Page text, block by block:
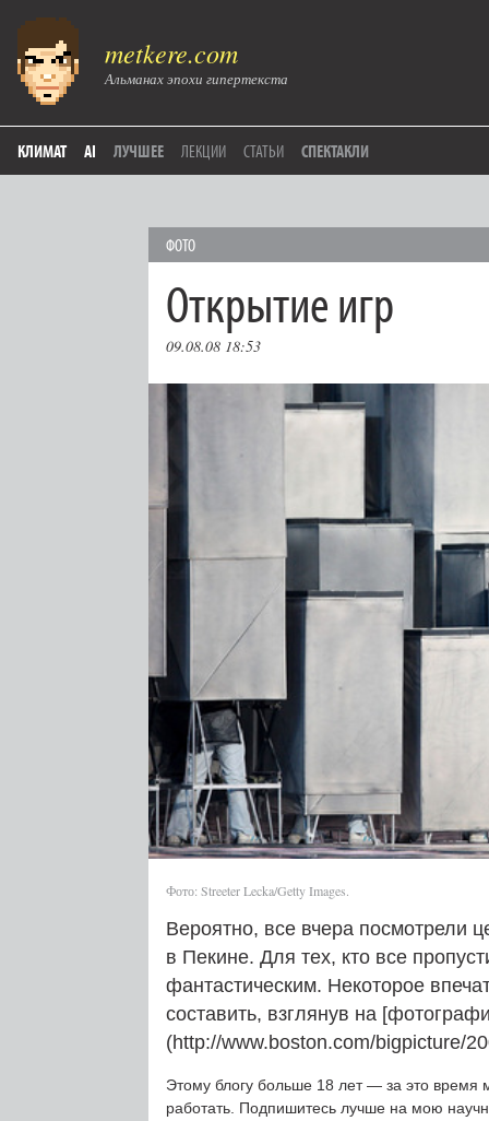
metkere.com
Альманах эпохи гипертекста
КЛИМАТ AI ЛУЧШЕЕ ЛЕКЦИИ СТАТЬИ СПЕКТАКЛИ
ФОТО
Открытие игр
09.08.08 18:53
Фото: Streeter Lecka/Getty Images.
Вероятно, все вчера посмотрели
в Пекине. Для тех, кто все
фантастическим. Некоторое
составить, взглянув на
(http://www.boston.com/bigpicture/
Этому блогу больше 18 лет — за это время
работать. Подпишитесь лучше на мою